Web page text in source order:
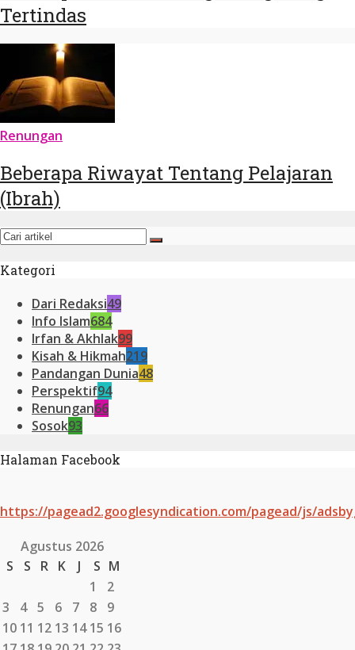
Tertindas
Renungan
Beberapa Riwayat Tentang Pelajaran
(Ibrah)
Kategori
Dari Redaksi49
Info Islam684
Irfan & Akhlak99
Kisah & Hikmah219
Pandangan Dunia48
Perspektif94
Renungan66
Sosok93
Halaman Facebook
https://pagead2.googlesyndication.com/pagead/js/
Agustus 2026
S
S R K J S M
1
2
3
4 5 6 7 8
9
10 11 12 13 14 15 16